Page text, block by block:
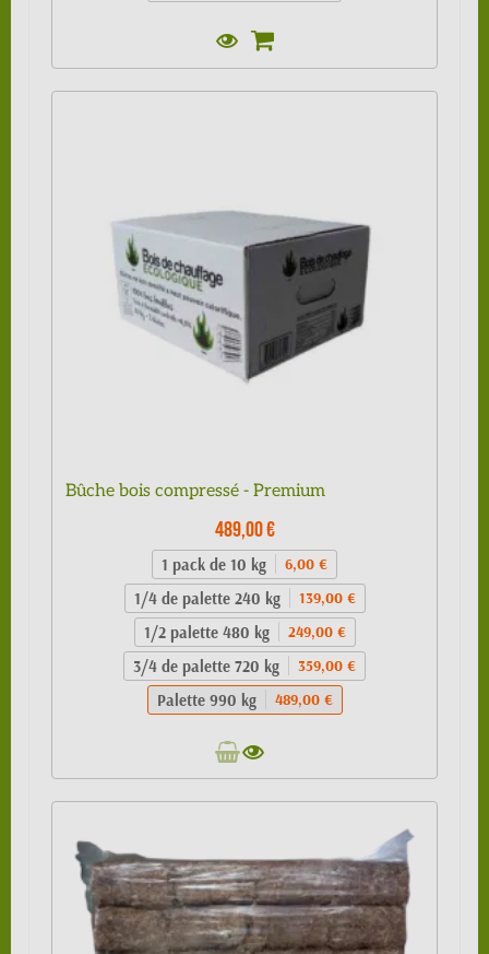
Bûche bois compressé - Premium
489,00 €
1 pack de 10 kg 6,00 €
1/4 de palette 240 kg 139,00 €
1/2 palette 480 kg 249,00 €
3/4 de palette 720 kg 359,00 €
Palette 990 kg 489,00 €